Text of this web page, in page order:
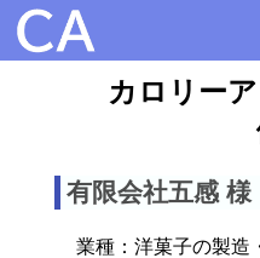
カロリー
有限会社五感 様
業種：洋菓子の製造